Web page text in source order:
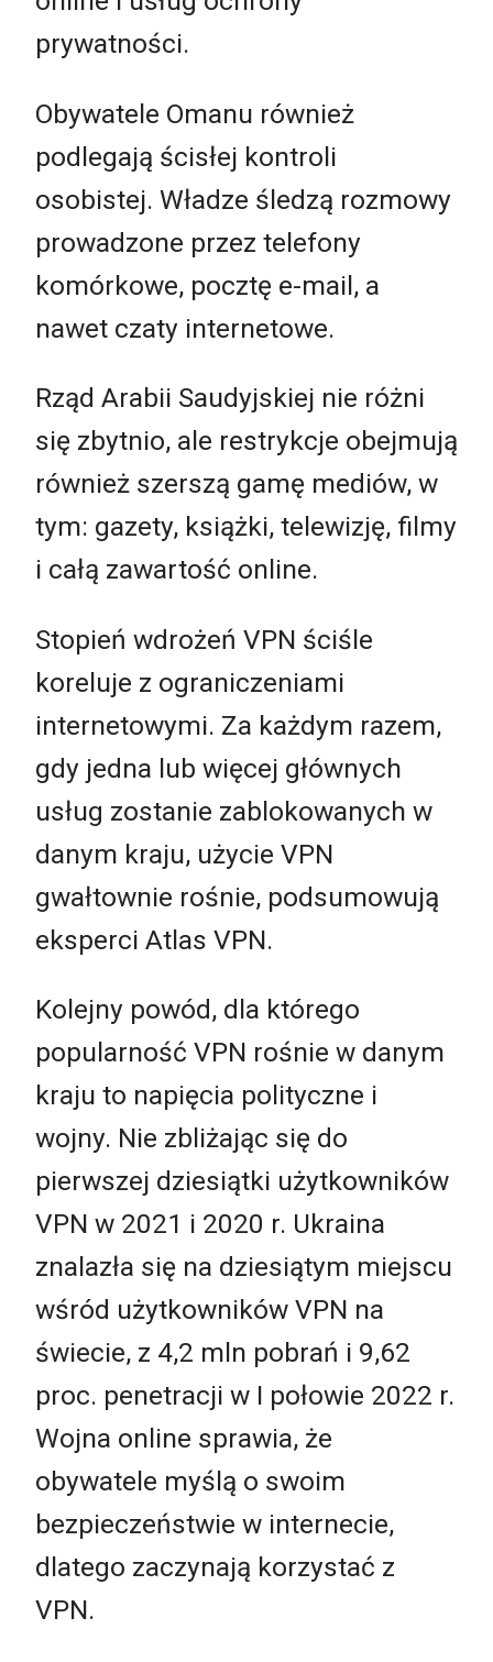
prywatności.
Obywatele Omanu również
podlegają ścisłej kontroli
osobistej. Władze śledzą rozmowy
prowadzone przez telefony
komórkowe, pocztę e-mail, a
nawet czaty internetowe.
Rząd Arabii Saudyjskiej nie różni
się zbytnio, ale restrykcje obejmują
również szerszą gamę mediów, w
tym: gazety, książki, telewizję, filmy
i całą zawartość online.
Stopień wdrożeń VPN ściśle
koreluje z ograniczeniami
internetowymi. Za każdym razem,
gdy jedna lub więcej głównych
usług zostanie zablokowanych w
danym kraju, użycie VPN
gwałtownie rośnie, podsumowują
eksperci Atlas VPN.
Kolejny powód, dla którego
popularność VPN rośnie w danym
kraju to napięcia polityczne i
wojny. Nie zbliżając się do
pierwszej dziesiątki użytkowników
VPN w 2021 i 2020 r. Ukraina
znalazła się na dziesiątym miejscu
wśród użytkowników VPN na
świecie, z 4,2 mln pobrań i 9,62
proc. penetracji w I połowie 2022 r.
Wojna online sprawia, że
obywatele myślą o swoim
bezpieczeństwie w internecie,
dlatego zaczynają korzystać z
VPN.